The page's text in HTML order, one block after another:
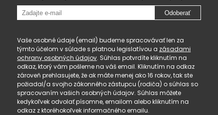
Odoberať
Vaše osobné údaje (email) budeme spracovávať len za
týmto účelom v súlade s platnou legislatívou a zásadami
ochrany osobných údajov. Súhlas potvrdíte kliknutím na
odkaz, ktorý vám pošleme na váš email. Kliknutím na odkaz
zároveň prehlasujete, že ak máte menej ako 16 rokov, tak ste
požiadal/a svojho zákonného zástupcu (rodiča) o súhlas so
spracovaním vašich osobných údajov. Súhlas môžete
kedykoľvek odvolať písomne, emailom alebo kliknutím na
odkaz z ktoréhokoľvek informačného emailu.